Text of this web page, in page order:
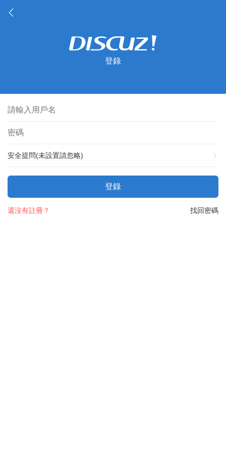
登錄
安全提問(未設置請忽略)
登錄
找回密碼
還沒有註冊？